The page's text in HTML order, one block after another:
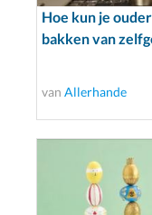
Hoe kun je
bakken van
van Allerhande